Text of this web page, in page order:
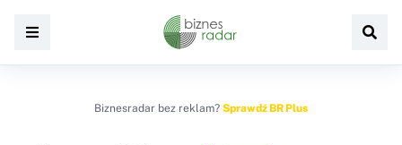
Biznesradar bez reklam? Sprawdź BR Plus